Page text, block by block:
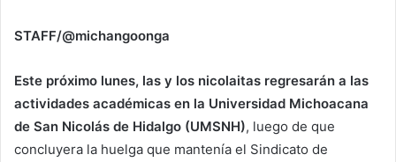
STAFF/@michangoonga
Este próximo lunes, las y los nicolaitas regresarán a las
actividades académicas en la Universidad Michoacana
de San Nicolás de Hidalgo (UMSNH), luego de que
concluyera la huelga que mantenía el Sindicato de